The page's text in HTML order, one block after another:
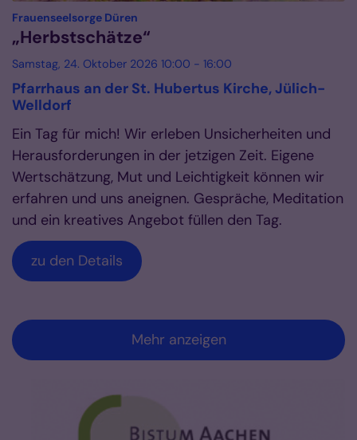
Frauenseelsorge Düren
„Herbstschätze“
Samstag, 24. Oktober 2026 10:00 - 16:00
Pfarrhaus an der St. Hubertus Kirche, Jülich-
Welldorf
Ein Tag für mich! Wir erleben Unsicherheiten und
Herausforderungen in der jetzigen Zeit. Eigene
Wertschätzung, Mut und Leichtigkeit können wir
erfahren und uns aneignen. Gespräche, Meditation
und ein kreatives Angebot füllen den Tag.
zu den Details
Mehr anzeigen